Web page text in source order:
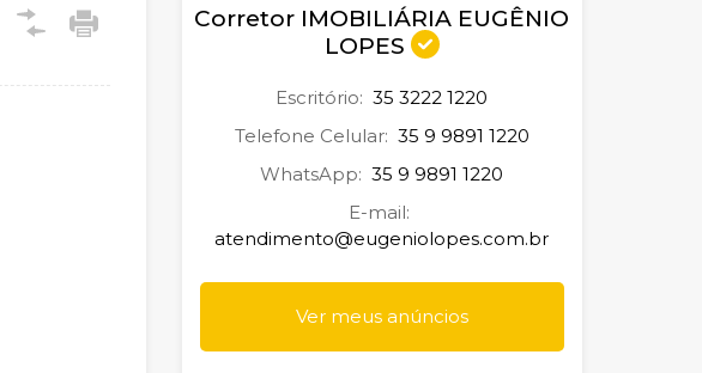
Corretor IMOBILIÁRIA EUGÊNIO
LOPES
Escritório: 35 3222 1220
Telefone Celular: 35 9 9891 1220
WhatsApp: 35 9 9891 1220
E-mail:
atendimento@eugeniolopes.com.br
Ver meus anúncios